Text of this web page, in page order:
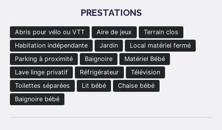
PRESTATIONS
Abris pour vélo ou VTT Aire de jeux
Terrain clos
Habitation indépendante
Jardin
Local matériel fermé
Parking à proximité
Baignoire
Matériel Bébé
Lave linge privatif
Réfrigérateur
Télévision
Toilettes séparées
Lit bébé
Chaise bébé
Baignoire bébé